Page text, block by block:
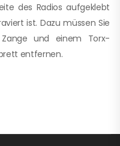
des Radios aufgeklebt
ist. Dazu müssen Sie
und einem Torx-
entfernen.